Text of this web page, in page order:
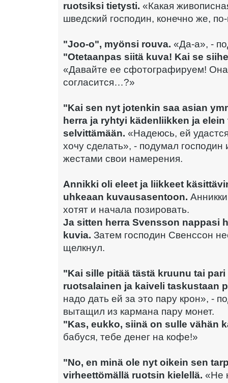
ruotsiksi tietysti. «Какая
шведский господин, конечно же,
"Joo-o", myönsi rouva.«Да-а», -
"Otetaanpas siitä kuva! Kai se
«Давайте ее сфотографируем!
согласится…?»
"Kai sen nyt jotenkin saa asian
herra ja ryhtyi kädenliikken ja
selvittämään. «Надеюсь, ей
хочу сделать», - подумал господин
жестами свои намерения.
Annikki oli eleet ja liikkeet
uhkeaan kuvausasentoon.
хотят и начала позировать.
Ja sitten herra Svensson nappasi
kuvia. Затем господин Свенссон
щелкнул.
"Kai sille pitää tästä kruunu tai
ruotsalainen ja kaiveli taskustaan
надо дать ей за это пару крон», -
вытащил из кармана пару монет.
"Kas, eukko, siinä on sulle vähän
бабуся, тебе денег на кофе!»
"No, en minä ole nyt oikein sen
virheettömällä ruotsin kielellä.«Не